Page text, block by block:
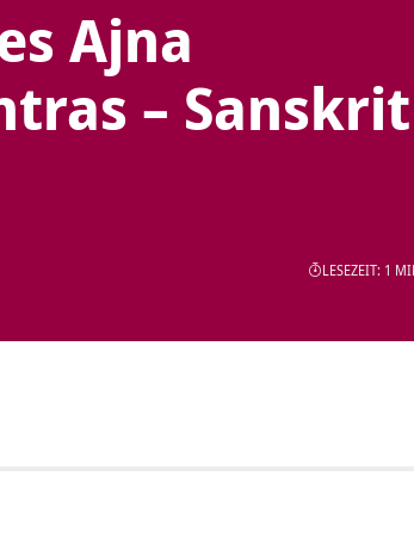
Ajna
– Sanskrit
LESEZEIT: 1